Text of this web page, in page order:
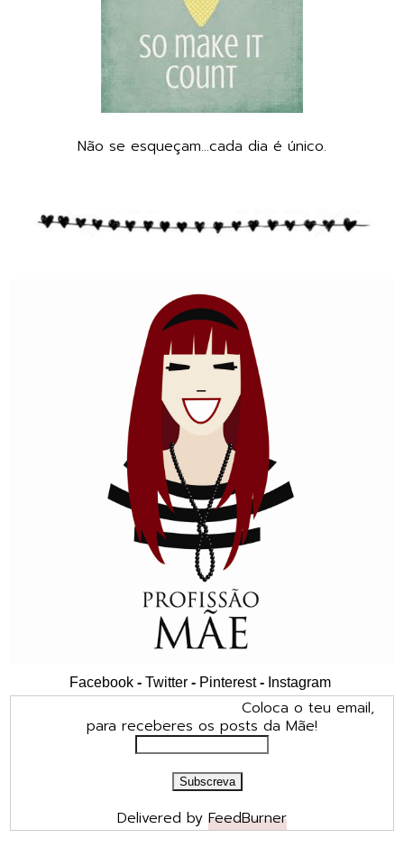
Não se esqueçam...cada dia é único.
Facebook - Twitter - Pinterest- Instagram
Coloca o teu email,
para receberes os posts da Mãe!
Delivered by FeedBurner